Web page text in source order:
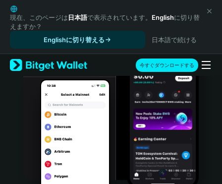
English
日本語
Tiếng Việt
Español (Latinoamérica)
Türkçe
Italiano
Português (Portugal)
Bahasa Indonesia
現在、このページは日本語で表示されています。 Englishに切り替
えますか？
Englishに切り替える
日本語で続ける
今すぐダウンロードする